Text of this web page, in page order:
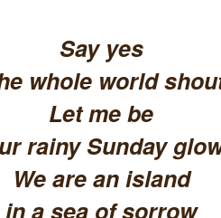
Say yes
whole world
Let me be
rainy Sunday
We are an island
in a sea of sorrow